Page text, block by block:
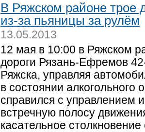
В Ряжском районе трое
из-за пьяницы за рулём
13.05.2013
12 мая в 10:00 в Ряжском
дороги Рязань-Ефремов
Ряжска, управляя
в состоянии алкогольного
справился с управлением
встречную полосу
касательное столкновение